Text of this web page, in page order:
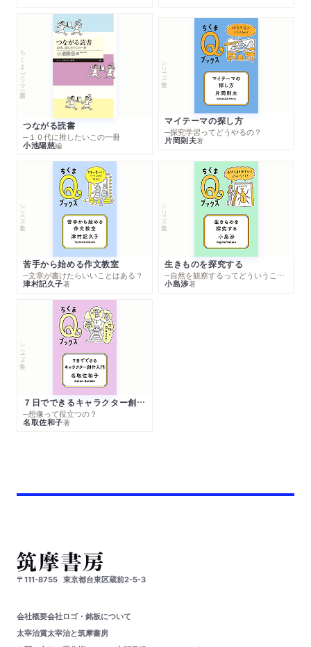
ちくまプリマー新書
つながる読書
─１０代に推したいこの一冊
小池陽慈編
シリーズ・全集
マイテーマの探し方
─探究学習ってどうやるの？
片岡則夫著
シリーズ・全集
苦手から始める作文教室
─文章が書けたらいいことはある？
津村記久子著
シリーズ・全集
生きものを探究する
─自然を観察するってどういうこと？
小島渉著
シリーズ・全集
７日でできるキャラクター創作入門
─想像って役立つの？
名取佐和子著
〒111-8755 東京都台東区蔵前2-5-3
会社概要会社ロゴ・銘板について
太宰治賞太宰治と筑摩書房